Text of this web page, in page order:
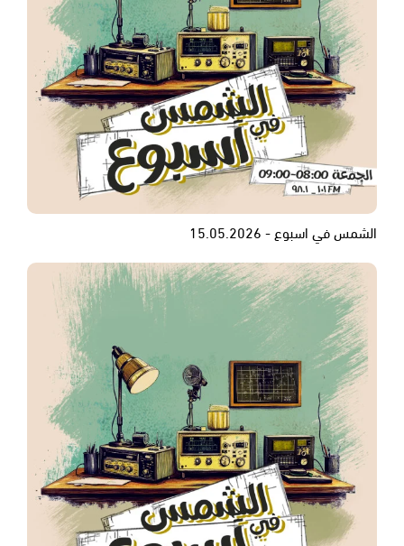
الشمس في اسبوع - 15.05.2026